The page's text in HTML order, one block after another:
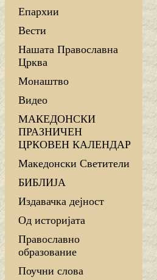
Епархии
Вести
Нашата Православна
Црква
Монаштво
Видео
МАКЕДОНСКИ
ПРАЗНИЧЕН
ЦРКОВЕН КАЛЕНДАР
Македонски Светители
БИБЛИЈА
Издавачка дејност
Од историјата
Православно
образование
Поучни слова